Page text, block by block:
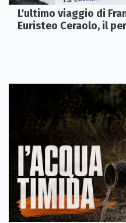
L'ultimo viaggio di
Euristeo Ceraolo, il